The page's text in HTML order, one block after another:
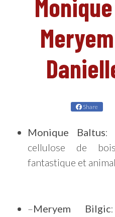
Share
Monique Baltus:
cellulose de
fantastique et
–Meryem Bilgic